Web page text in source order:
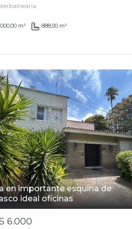
m² 888,00 m²
en importante esquina de
ideal oficinas
6.000